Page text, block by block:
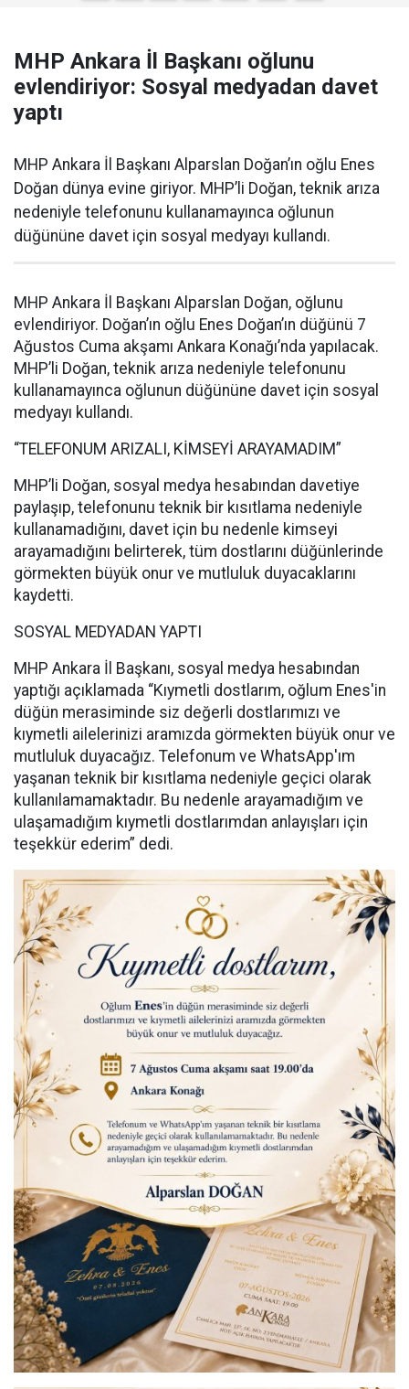
MHP Ankara İl Başkanı oğlunu
evlendiriyor: Sosyal medyadan davet
yaptı
MHP Ankara İl Başkanı Alparslan Doğan’ın oğlu Enes
Doğan dünya evine giriyor. MHP’li Doğan, teknik arıza
nedeniyle telefonunu kullanamayınca oğlunun
düğününe davet için sosyal medyayı kullandı.
MHP Ankara İl Başkanı Alparslan Doğan, oğlunu
evlendiriyor. Doğan’ın oğlu Enes Doğan’ın düğünü 7
Ağustos Cuma akşamı Ankara Konağı’nda yapılacak.
MHP’li Doğan, teknik arıza nedeniyle telefonunu
kullanamayınca oğlunun düğününe davet için sosyal
medyayı kullandı.
“TELEFONUM ARIZALI, KİMSEYİ ARAYAMADIM”
MHP’li Doğan, sosyal medya hesabından davetiye
paylaşıp, telefonunu teknik bir kısıtlama nedeniyle
kullanamadığını, davet için bu nedenle kimseyi
arayamadığını belirterek, tüm dostlarını düğünlerinde
görmekten büyük onur ve mutluluk duyacaklarını
kaydetti.
SOSYAL MEDYADAN YAPTI
MHP Ankara İl Başkanı, sosyal medya hesabından
yaptığı açıklamada “Kıymetli dostlarım, oğlum Enes'in
düğün merasiminde siz değerli dostlarımızı ve
kıymetli ailelerinizi aramızda görmekten büyük onur ve
mutluluk duyacağız. Telefonum ve WhatsApp'ım
yaşanan teknik bir kısıtlama nedeniyle geçici olarak
kullanılamamaktadır. Bu nedenle arayamadığım ve
ulaşamadığım kıymetli dostlarımdan anlayışları için
teşekkür ederim” dedi.